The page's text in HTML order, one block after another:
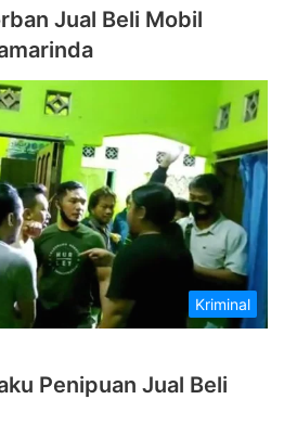
Jual Beli Mobil
Kriminal
Penipuan Jual Beli